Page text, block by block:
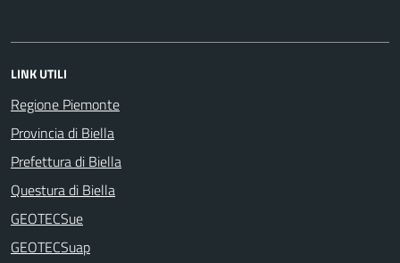
LINK UTILI
Regione Piemonte
Provincia di Biella
Prefettura di Biella
Questura di Biella
GEOTECSue
GEOTECSuap